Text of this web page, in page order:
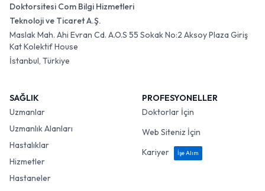
Doktorsitesi Com Bilgi Hizmetleri
Teknoloji ve Ticaret A.Ş.
Maslak Mah. Ahi Evran Cd. A.O.S 55 Sokak No:2 Aksoy Plaza Giriş
Kat Kolektif House
İstanbul, Türkiye
SAĞLIK
Uzmanlar
Uzmanlık Alanları
Hastalıklar
Hizmetler
Hastaneler
PROFESYONELLER
Doktorlar İçin
Web Siteniz İçin
Kariyer
İşe Alım